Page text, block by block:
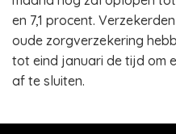
en 7,1 procent.
oude zorgverzekering
tot eind januari de tijd om
af te sluiten.